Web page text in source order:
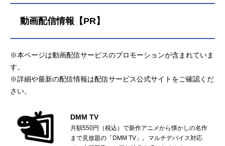
動画配信情報【PR】
※本ページは動画配信サービスのプロモーションが含まれていま
す。
※詳細や最新の配信情報は配信サービス公式サイトをご確認くだ
さい。
DMM TV
月額550円（税込）で新作アニメから懐かしの名作
まで見放題の「DMM TV」。マルチデバイス対応